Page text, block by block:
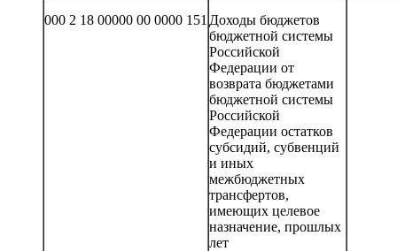
000 2 18 00000 00 0000 151 Доходы бюджетов
бюджетной системы
Российской
Федерации от
возврата бюджетами
бюджетной системы
Российской
Федерации остатков
субсидий, субвенций
и иных
межбюджетных
трансфертов,
имеющих целевое
назначение, прошлых
лет